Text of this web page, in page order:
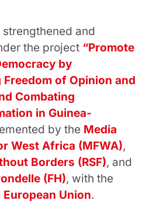
and
the project “Promote
by
of Opinion and
Combating
in Guinea-
by the Media
West Africa (MFWA),
Borders (RSF), and
(FH), with the
European Union.